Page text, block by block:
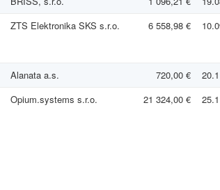
ZTS Elektronika SKS s.r.o. 6 558,98 €
Alanata a.s. 720,00 €
Opium.systems s.r.o. 21 324,00 €